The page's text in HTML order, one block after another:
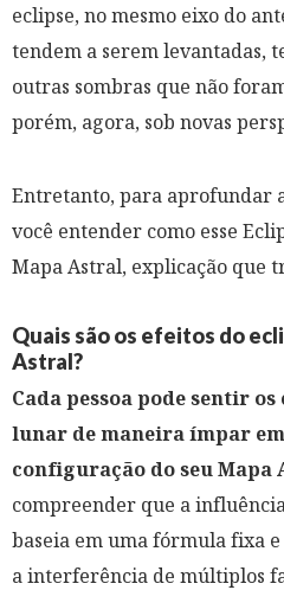
eclipse, no mesmo eixo do
tendem a serem levantadas,
outras sombras que não
porém, agora, sob novas
Entretanto, para aprofundar
você entender como esse
Mapa Astral, explicação que
Quais são os efeitos do
Astral?
Cada pessoa pode sentir
lunar de maneira ímpar
configuração do seu Mapa
compreender que a
baseia em uma fórmula fixa
a interferência de múltiplos